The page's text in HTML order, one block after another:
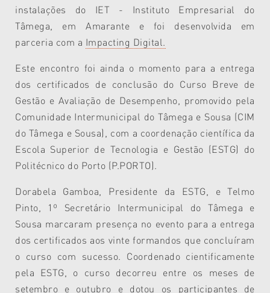
instalações do IET - Instituto Empresarial do
Tâmega, em Amarante e foi desenvolvida em
parceria com a Impacting Digital.
Este encontro foi ainda o momento para a entrega
dos certificados de conclusão do Curso Breve de
Gestão e Avaliação de Desempenho, promovido pela
Comunidade Intermunicipal do Tâmega e Sousa (CIM
do Tâmega e Sousa), com a coordenação científica da
Escola Superior de Tecnologia e Gestão (ESTG) do
Politécnico do Porto (P.PORTO).
Dorabela Gamboa, Presidente da ESTG, e Telmo
Pinto, 1º Secretário Intermunicipal do Tâmega e
Sousa marcaram presença no evento para a entrega
dos certificados aos vinte formandos que concluíram
o curso com sucesso. Coordenado cientificamente
pela ESTG, o curso decorreu entre os meses de
setembro e outubro e dotou os participantes de